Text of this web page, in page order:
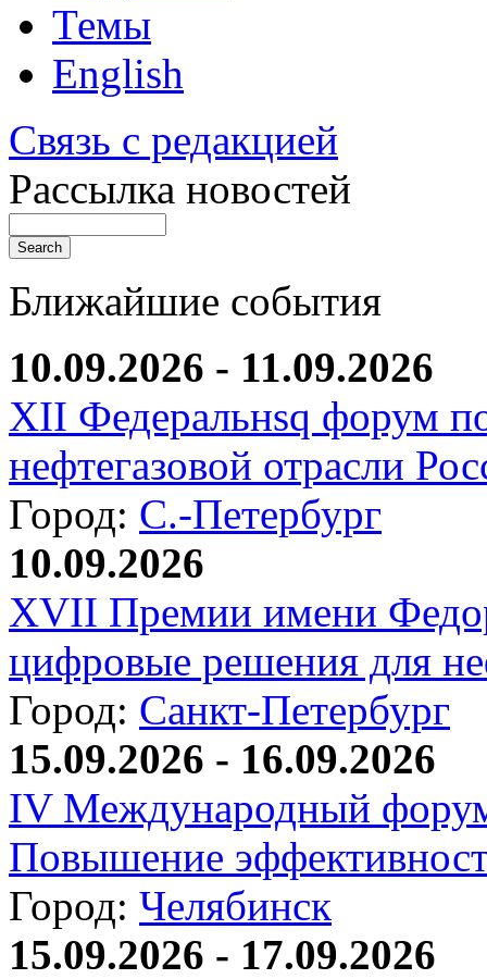
Темы
English
Связь с редакцией
Рассылка новостей
Ближайшие события
10.09.2026 - 11.09.2026
XII Федеральнsq форум
нефтегазовой отрасли
Город: С.-Петербург
10.09.2026
XVII Премии имени
цифровые решения для
Город: Санкт-Петербург
15.09.2026 - 16.09.2026
IV Международный
Повышение
Город: Челябинск
15.09.2026 - 17.09.2026